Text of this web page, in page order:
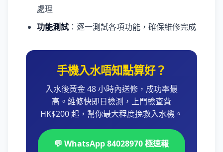
處理
功能測試 ：逐一測試各項功能，確保維修完成
手機入水唔知點算好？
入水後黃金 48 小時內送修，成功率最
高。維修快即日檢測，上門檢查費
HK$200 起，幫你最大程度挽救入水機。
💬 WhatsApp 84028970 極速報